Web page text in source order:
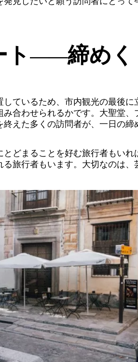
ト——締めく
ているため、市内観光の最後
合わせられるかです。大聖堂
えた多くの訪問者が、一日の
どまることを好む旅行者もいれ
旅行者もいます。大切なのは、